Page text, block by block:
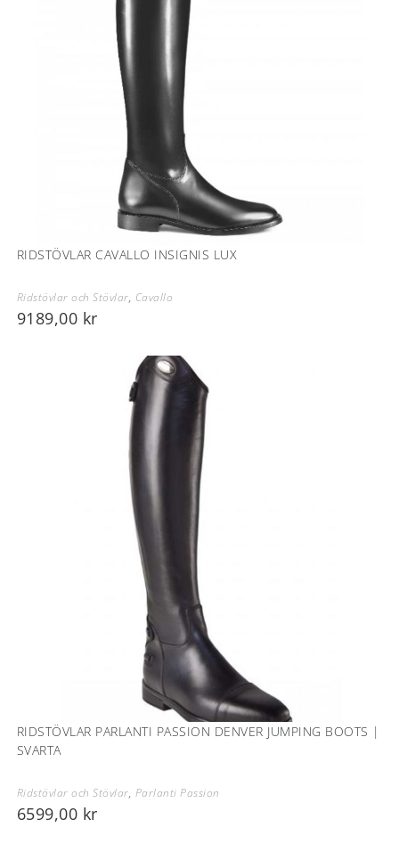
RIDSTÖVLAR CAVALLO INSIGNIS LUX
Ridstövlar och Stövlar, Cavallo
9189,00 kr
RIDSTÖVLAR PARLANTI PASSION DENVER JUMPING BOOTS |
SVARTA
Ridstövlar och Stövlar, Parlanti Passion
6599,00 kr